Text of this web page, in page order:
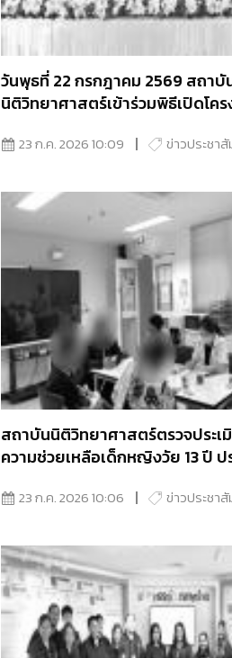
วันพุธที่ 22 กรกฎาคม 2569 สถาบั
นิติวิทยาศาสตร์เข้าร่วมพิธีเปิดโคร
ทางการเงิน เพื่อเทิดพระเกียรติสมเด็จพระเจ้า
23 ก.ค. 2026 10:09 ข่าวประชา
สถาบันนิติวิทยาศาสตร์ตรวจประเ
ความช่วยเหลือเด็กหญิงวัย 13 ปี
23 ก.ค. 2026 10:06 ข่าวประชา